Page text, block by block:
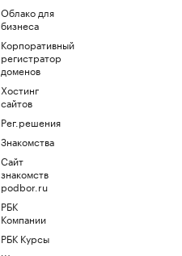
Облако для
бизнеса
Корпоративный
регистратор
доменов
Хостинг
сайтов
Рег.решения
Знакомства
Сайт
знакомств
podbor.ru
РБК
Компании
РБК Курсы